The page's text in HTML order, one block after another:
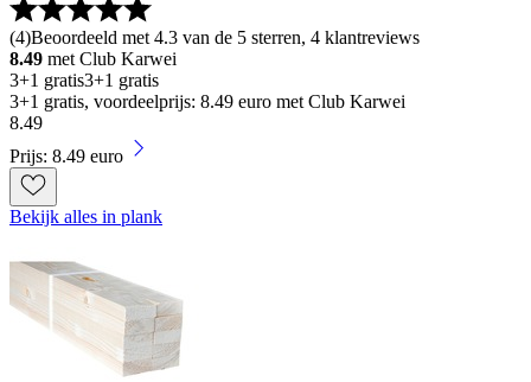
(4)Beoordeeld met 4.3 van de 5 sterren, 4 klantreviews
8.49 met Club Karwei
3+1 gratis3+1 gratis
3+1 gratis, voordeelprijs: 8.49 euro met Club Karwei
8.49
Prijs: 8.49 euro
Bekijk alles in plank